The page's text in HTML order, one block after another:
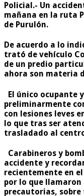
Policial.- Un
mañana en la ruta
de Purulón.
De acuerdo a lo
trató de vehículo
de un predio
ahora son materia
El único ocupante
preliminarmente
con lesiones leves
lo que tras ser
trasladado al
Carabineros y
accidente y
recientemente en
por lo que
precautorias, sobre